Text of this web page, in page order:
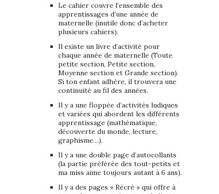
Le cahier couvre l’ensemble des
apprentissages d’une année de
maternelle (inutile donc d’acheter
plusieurs cahiers).
Il existe un livre d’activité pour
chaque année de maternelle (Toute
petite section, Petite section,
Moyenne section et Grande section).
Si ton enfant adhère, il trouvera une
continuité au fil des années.
Il y a une floppée d’activités ludiques
et variées qui abordent les différents
apprentissage (mathématique,
découverte du monde, lecture,
graphisme…).
Il y a une double page d’autocollants
(la partie préférée des tout-petits et
ma miss aime toujours autant à 6 ans).
Il y a des pages « Récré » qui offre à